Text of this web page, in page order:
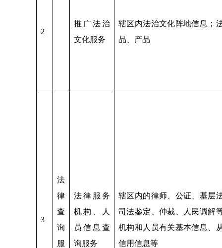
2
推广法治
文化服务
辖区内法治文化阵地信息；
品、产品
3
法
律
查
询
服
法律服务
机构、人
员信息查
询服务
辖区内的律师、公证、基层
司法鉴定、仲裁、人民调解
机构和人员有关基本信息、
信用信息等